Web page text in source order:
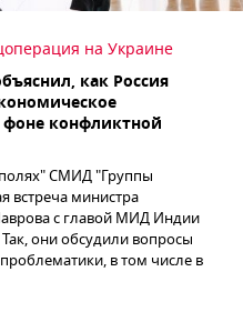
на Украине
как Россия
фоне конфликтной
СМИД "Группы
встреча министра
с главой МИД Индии
они обсудили вопросы
в том числе в